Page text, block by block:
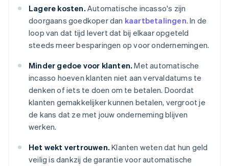
Lagere kosten. Automatische incasso's zijn
doorgaans goedkoper dan kaartbetalingen. In de
loop van dat tijd levert dat bij elkaar opgeteld
steeds meer besparingen op voor ondernemingen.
Minder gedoe voor klanten. Met automatische
incasso hoeven klanten niet aan vervaldatums te
denken of iets te doen om te betalen. Doordat
klanten gemakkelijker kunnen betalen, vergroot je
de kans dat ze met jouw onderneming blijven
werken.
Het wekt vertrouwen. Klanten weten dat hun geld
veilig is dankzij de garantie voor automatische